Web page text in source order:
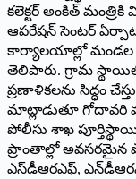
కలెక్టర్ అంకిత్ మంత్రికి
ఆపరేషన్ సెంటర్
కార్యాలయాల్లో మండల
తెలిపారు. గ్రామ
ప్రణాళికలను సిద్ధం
మాట్లాడుతూ గోదావరి
పోలీసు శాఖ
ప్రాంతాల్లో అవసరమైన
ఎస్‌డీఆరఎఫ్,